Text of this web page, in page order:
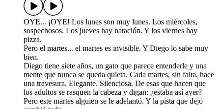
OYE... ¡OYE! Los lunes son muy lunes. Los miércoles,
sospechosos. Los jueves hay natación. Y los viernes hay
pizza.
Pero el martes... el martes es invisible. Y Diego lo sabe muy
bien.
Diego tiene siete años, un gato que parece entenderle y una
mente que nunca se queda quieta. Cada martes, sin falta, hace
una travesura. Elegante. Silenciosa. De esas que hacen que
los adultos se rasquen la cabeza y digan: ¿estaba así ayer?
Pero este martes alguien se le adelantó. Y la pista que dejó